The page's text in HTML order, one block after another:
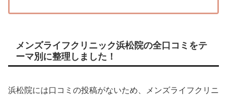
メンズライフクリニック浜松院の全口コミをテ
ーマ別に整理しました！
浜松院には口コミの投稿がないため、メンズライフクリニ